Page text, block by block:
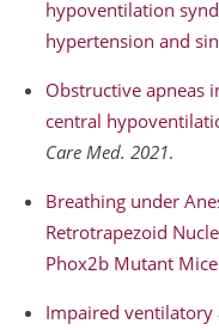
hypoventilation
hypertension and
Obstructive apneas
central
Care Med. 2021.
Breathing under
Retrotrapezoid
Phox2b Mutant
Impaired